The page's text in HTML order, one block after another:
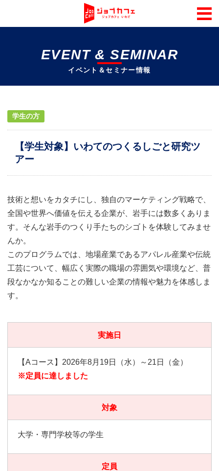
EVENT & SEMINAR
イベント＆セミナー情報
学生の方
【学生対象】いわてのつくるしごと研究ツ
アー
技術と想いをカタチにし、独自のマーケティング戦略で、
全国や世界へ価値を伝える企業が、岩手には数多くありま
す。そんな岩手のつくり手たちのシゴトを体験してみませ
んか。
このプログラムでは、地場産業であるアパレル産業や伝統
工芸について、幅広く実際の職場の雰囲気や環境など、普
段なかなか知ることの難しい企業の情報や魅力を体感しま
す。
実施日
【Aコース】2026年8月19日（水）～21日（金）
※定員に達しました
対象
大学・専門学校等の学生
定員